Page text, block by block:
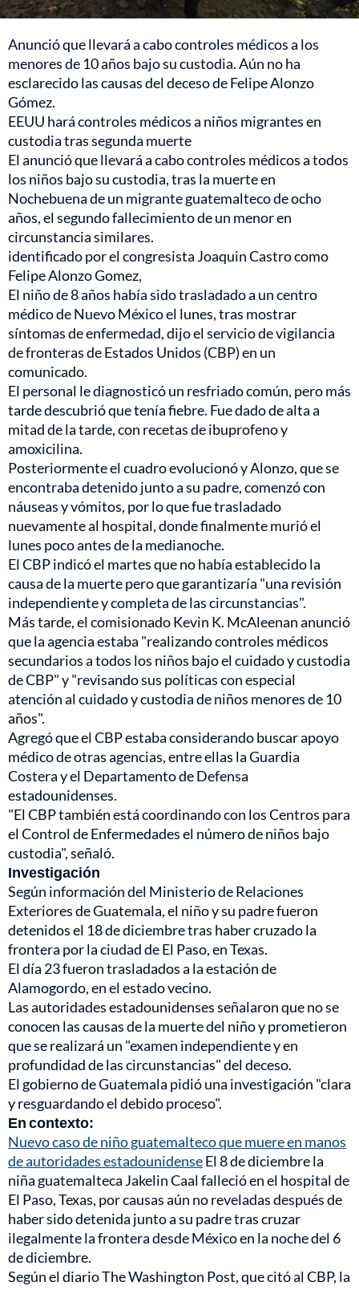
Anunció que llevará a cabo controles médicos a los
menores de 10 años bajo su custodia. Aún no ha
esclarecido las causas del deceso de Felipe Alonzo
Gómez.
EEUU hará controles médicos a niños migrantes en
custodia tras segunda muerte
El anunció que llevará a cabo controles médicos a todos
los niños bajo su custodia, tras la muerte en
Nochebuena de un migrante guatemalteco de ocho
años, el segundo fallecimiento de un menor en
circunstancia similares.
identificado por el congresista Joaquin Castro como
Felipe Alonzo Gomez,
El niño de 8 años había sido trasladado a un centro
médico de Nuevo México el lunes, tras mostrar
síntomas de enfermedad, dijo el servicio de vigilancia
de fronteras de Estados Unidos (CBP) en un
comunicado.
El personal le diagnosticó un resfriado común, pero más
tarde descubrió que tenía fiebre. Fue dado de alta a
mitad de la tarde, con recetas de ibuprofeno y
amoxicilina.
Posteriormente el cuadro evolucionó y Alonzo, que se
encontraba detenido junto a su padre, comenzó con
náuseas y vómitos, por lo que fue trasladado
nuevamente al hospital, donde finalmente murió el
lunes poco antes de la medianoche.
El CBP indicó el martes que no había establecido la
causa de la muerte pero que garantizaría "una revisión
independiente y completa de las circunstancias".
Más tarde, el comisionado Kevin K. McAleenan anunció
que la agencia estaba "realizando controles médicos
secundarios a todos los niños bajo el cuidado y custodia
de CBP" y "revisando sus políticas con especial
atención al cuidado y custodia de niños menores de 10
años".
Agregó que el CBP estaba considerando buscar apoyo
médico de otras agencias, entre ellas la Guardia
Costera y el Departamento de Defensa
estadounidenses.
"El CBP también está coordinando con los Centros para
el Control de Enfermedades el número de niños bajo
custodia", señaló.
Investigación
Según información del Ministerio de Relaciones
Exteriores de Guatemala, el niño y su padre fueron
detenidos el 18 de diciembre tras haber cruzado la
frontera por la ciudad de El Paso, en Texas.
El día 23 fueron trasladados a la estación de
Alamogordo, en el estado vecino.
Las autoridades estadounidenses señalaron que no se
conocen las causas de la muerte del niño y prometieron
que se realizará un "examen independiente y en
profundidad de las circunstancias" del deceso.
El gobierno de Guatemala pidió una investigación "clara
y resguardando el debido proceso".
En contexto:
Nuevo caso de niño guatemalteco que muere en manos
de autoridades estadounidenseEl 8 de diciembre la
niña guatemalteca Jakelin Caal falleció en el hospital de
El Paso, Texas, por causas aún no reveladas después de
haber sido detenida junto a su padre tras cruzar
ilegalmente la frontera desde México en la noche del 6
de diciembre.
Según el diario The Washington Post, que citó al CBP, la